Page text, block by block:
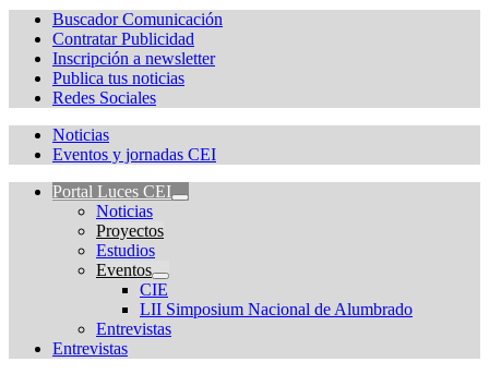
Buscador Comunicación
Contratar Publicidad
Inscripción a newsletter
Publica tus noticias
Redes Sociales
Noticias
Eventos y jornadas CEI
Portal Luces CEI
Noticias
Proyectos
Estudios
Eventos
CIE
LII Simposium Nacional de Alumbrado
Entrevistas
Entrevistas